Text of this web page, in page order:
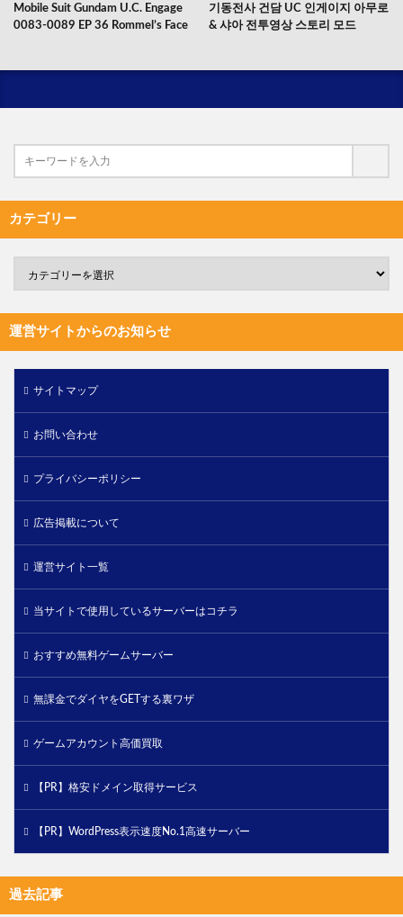
Mobile Suit Gundam U.C. Engage
0083-0089 EP 36 Rommel’s Face
기동전사 건담 UC 인게이지 아무로
& 샤아 전투영상 스토리 모드
カテゴリー
運営サイトからのお知らせ
サイトマップ
お問い合わせ
プライバシーポリシー
広告掲載について
運営サイト一覧
当サイトで使用しているサーバーはコチラ
おすすめ無料ゲームサーバー
無課金でダイヤをGETする裏ワザ
ゲームアカウント高価買取
【PR】格安ドメイン取得サービス
【PR】WordPress表示速度No.1高速サーバー
過去記事